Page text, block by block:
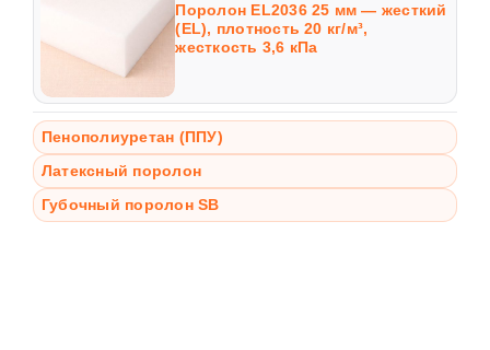
Поролон EL2036 25 мм — жесткий
(EL), плотность 20 кг/м³,
жесткость 3,6 кПа
Пенополиуретан (ППУ)
Латексный поролон
Губочный поролон SB